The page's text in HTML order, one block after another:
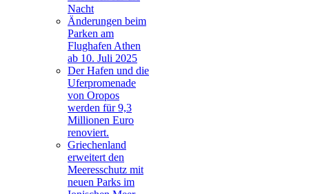
Nacht
Änderungen beim
Parken am
Flughafen Athen
ab 10. Juli 2025
Der Hafen und die
Uferpromenade
von Oropos
werden für 9,3
Millionen Euro
renoviert.
Griechenland
erweitert den
Meeresschutz mit
neuen Parks im